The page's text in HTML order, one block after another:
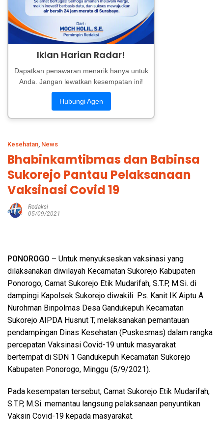
Iklan Harian Radar!
Dapatkan penawaran menarik hanya untuk
Anda. Jangan lewatkan kesempatan ini!
Hubungi Agen
Kesehatan, News
Bhabinkamtibmas dan Babinsa
Sukorejo Pantau Pelaksanaan
Vaksinasi Covid 19
Redaksi
05/09/2021
PONOROGO – Untuk menyukseskan vaksinasi yang
dilaksanakan diwilayah Kecamatan Sukorejo Kabupaten
Ponorogo, Camat Sukorejo Etik Mudarifah, S.T.P, M.Si. di
dampingi Kapolsek Sukorejo diwakili Ps. Kanit IK Aiptu A.
Nurohman Binpolmas Desa Gandukepuh Kecamatan
Sukorejo AIPDA Husnut T, melaksanakan pemantauan
pendampingan Dinas Kesehatan (Puskesmas) dalam rangka
percepatan Vaksinasi Covid-19 untuk masyarakat
bertempat di SDN 1 Gandukepuh Kecamatan Sukorejo
Kabupaten Ponorogo, Minggu (5/9/2021).
Pada kesempatan tersebut, Camat Sukorejo Etik Mudarifah,
S.T.P, M.Si. memantau langsung pelaksanaan penyuntikan
Vaksin Covid-19 kepada masyarakat.